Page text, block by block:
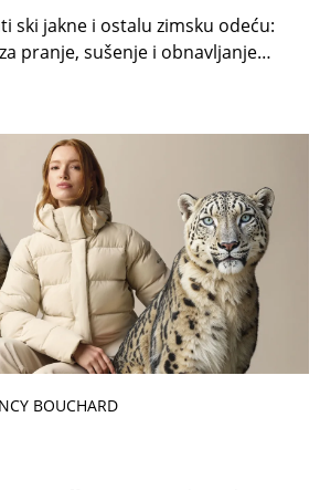
ski jakne i ostalu zimsku odeću:
pranje, sušenje i obnavljanje
i snowboard opreme
BOUCHARD